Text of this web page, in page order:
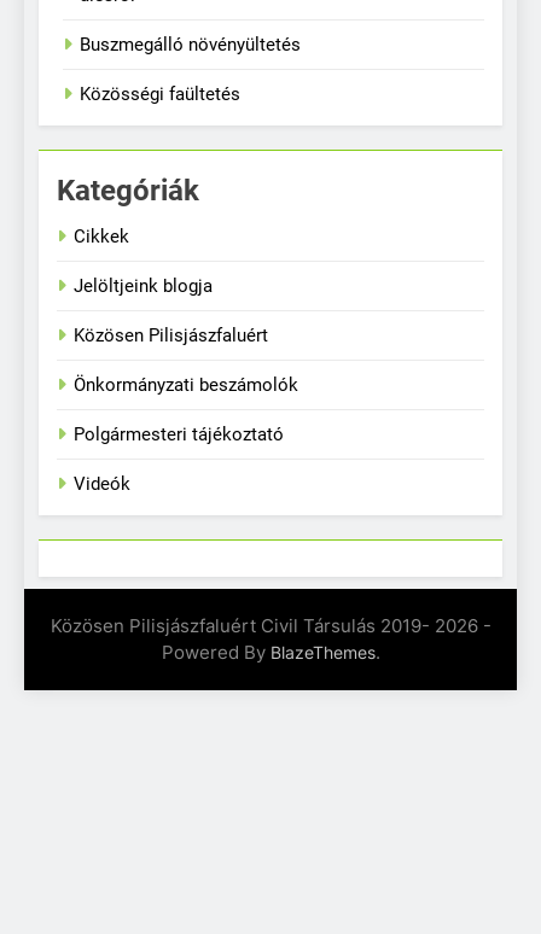
Buszmegálló növényültetés
Közösségi faültetés
Kategóriák
Cikkek
Jelöltjeink blogja
Közösen Pilisjászfaluért
Önkormányzati beszámolók
Polgármesteri tájékoztató
Videók
Közösen Pilisjászfaluért Civil Társulás 2019- 2026 -
Powered By BlazeThemes.